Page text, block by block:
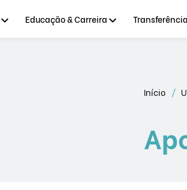
Educação & Carreira
Início